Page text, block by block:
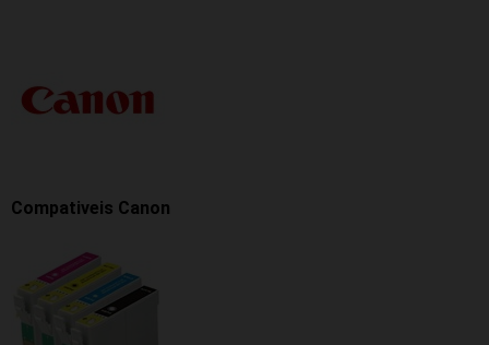
Compativeis Canon